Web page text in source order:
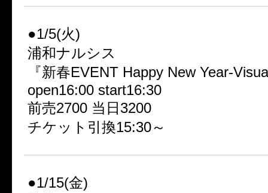
●1/5(火)
浦和ナルシス
『新春EVENT Happy New Year-
open16:00 start16:30
前売2700 当日3200
チケット引換15:30～
●1/15(金)